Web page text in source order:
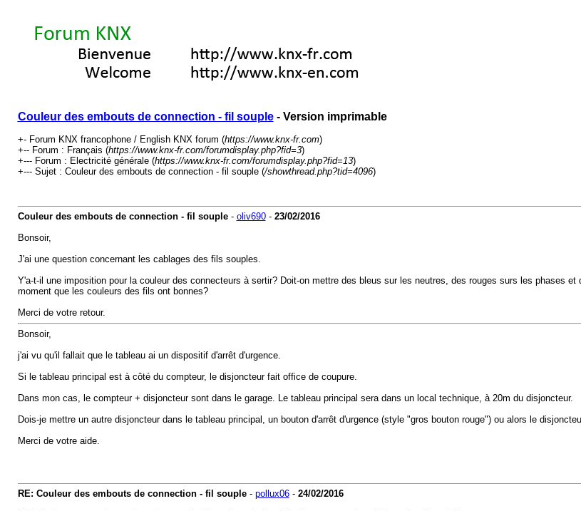
Couleur des embouts de connection - fil souple- Version imprimable
+- Forum KNX francophone / English KNX forum (https://www.knx-fr.com)
+-- Forum : Français (https://www.knx-fr.com/forumdisplay.php?fid=3)
+--- Forum : Electricité générale (https://www.knx-fr.com/forumdisplay.php?fid=13)
+--- Sujet : Couleur des embouts de connection - fil souple (/showthread.php?tid=4096)
Couleur des embouts de connection - fil souple- oliv690- 23/02/2016
Bonsoir,
J'ai une question concernant les cablages des fils souples.
Y'a-t-il une imposition pour la couleur des connecteurs à sertir? Doit-on mettre des bleus sur les neutres, des rouges surs les phases
moment que les couleurs des fils ont bonnes?
Merci de votre retour.
Bonsoir,
j'ai vu qu'il fallait que le tableau ai un dispositif d'arrêt d'urgence.
Si le tableau principal est à côté du compteur, le disjoncteur fait office de coupure.
Dans mon cas, le compteur + disjoncteur sont dans le garage. Le tableau principal sera dans un local technique, à 20m du disjoncteur.
Dois-je mettre un autre disjoncteur dans le tableau principal, un bouton d'arrêt d'urgence (style "gros bouton rouge") ou alors le
Merci de votre aide.
RE: Couleur des embouts de connection - fil souple- pollux06- 24/02/2016